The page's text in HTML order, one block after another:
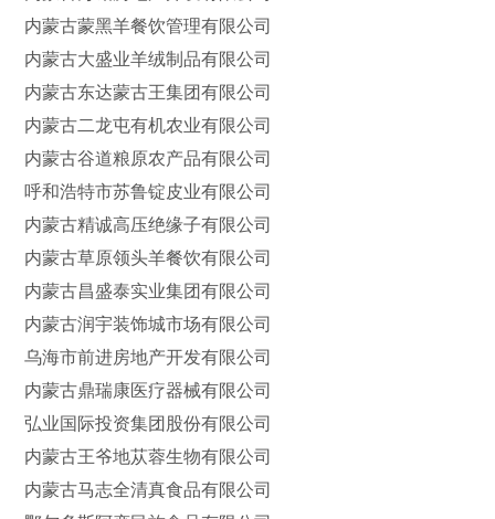
内蒙古蒙黑羊餐饮管理有限公司
内蒙古大盛业羊绒制品有限公司
内蒙古东达蒙古王集团有限公司
内蒙古二龙屯有机农业有限公司
内蒙古谷道粮原农产品有限公司
呼和浩特市苏鲁锭皮业有限公司
内蒙古精诚高压绝缘子有限公司
内蒙古草原领头羊餐饮有限公司
内蒙古昌盛泰实业集团有限公司
内蒙古润宇装饰城市场有限公司
乌海市前进房地产开发有限公司
内蒙古鼎瑞康医疗器械有限公司
弘业国际投资集团股份有限公司
内蒙古王爷地苁蓉生物有限公司
内蒙古马志全清真食品有限公司